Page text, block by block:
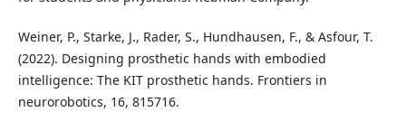
Weiner, P., Starke, J., Rader, S., Hundhausen, F., & Asfour, T.
(2022). Designing prosthetic hands with embodied
intelligence: The KIT prosthetic hands. Frontiers in
neurorobotics, 16, 815716.